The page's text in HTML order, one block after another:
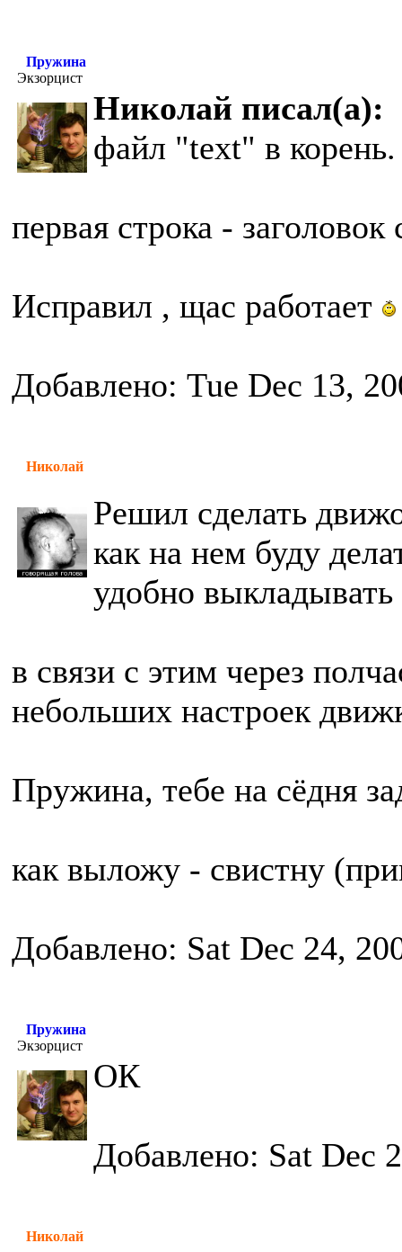
Пружина
Экзорцист
Николай писал(а):
файл "text" в корень.
первая строка -
Исправил , щас работает
Добавлено: Tue Dec 13,
Николай
Решил сделать
как на нем буду
удобно
в связи с этим через
небольших настроек
Пружина, тебе на сёдня
как выложу - свистну
Добавлено: Sat Dec 24,
Пружина
Экзорцист
ОК
Добавлено: Sat Dec
Николай